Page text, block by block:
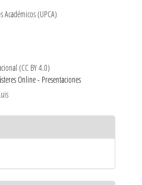
(UPCA)
(CC BY 4.0)
Online - Presentaciones